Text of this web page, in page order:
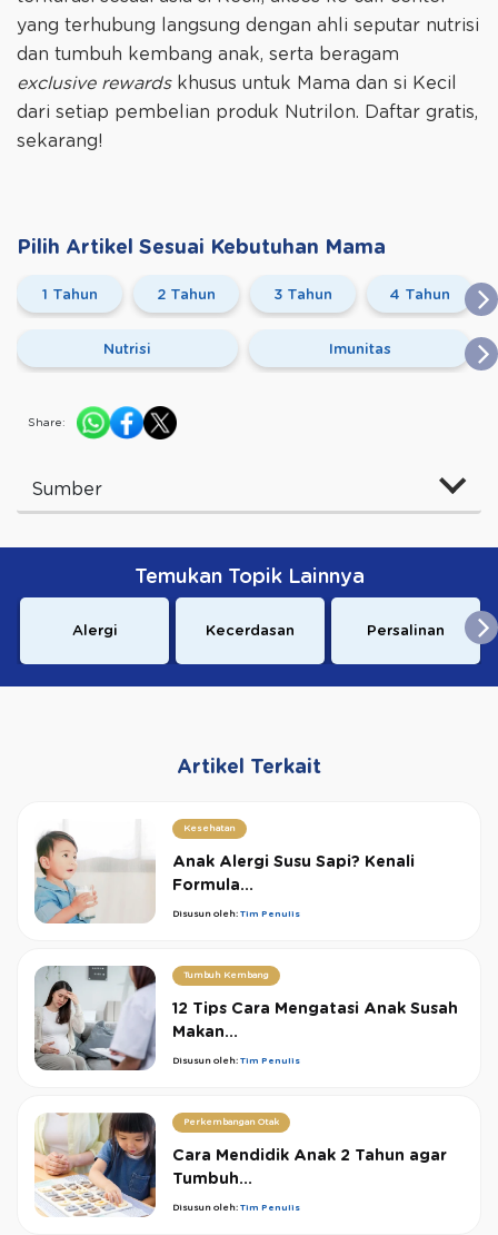
yang terhubung langsung dengan ahli seputar nutrisi
dan tumbuh kembang anak, serta beragam
exclusive rewardskhusus untuk Mama dan si Kecil
dari setiap pembelian produk Nutrilon. Daftar gratis,
sekarang!
Pilih Artikel Sesuai Kebutuhan Mama
1 Tahun 2 Tahun 3 Tahun 4 Tahun
Nutrisi Imunitas
Share:
Sumber
Temukan Topik Lainnya
Alergi Kecerdasan Persalinan
Artikel Terkait
Kesehatan
Anak Alergi Susu Sapi? Kenali
Formula...
Disusun oleh: Tim Penulis
Tumbuh Kembang
12 Tips Cara Mengatasi Anak Susah
Makan...
Disusun oleh: Tim Penulis
Perkembangan Otak
Cara Mendidik Anak 2 Tahun agar
Tumbuh...
Disusun oleh: Tim Penulis